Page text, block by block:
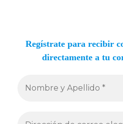
Regístrate para recibir
directamente a tu